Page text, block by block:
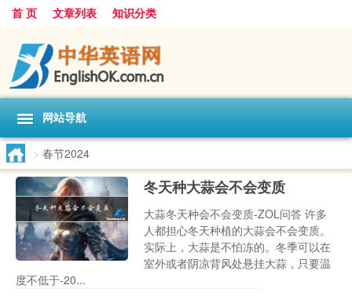
首 页 文章列表 知识分类
网站导航
> 春节2024
冬天种大蒜会不会变质
大蒜冬天种会不会变质-ZOL问答 许多
人都担心冬天种植的大蒜会不会变质。
实际上，大蒜是不怕冻的。冬季可以在
室外或者阴凉背风处悬挂大蒜，只要温
度不低于-20...